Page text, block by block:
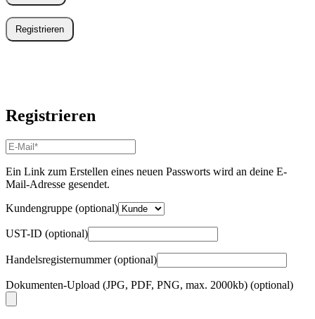
Registrieren
Registrieren
E-
Mail-
Adresse*
Erforderlich
Ein Link zum Erstellen eines neuen Passworts wird an deine E-
Mail-Adresse gesendet.
Kundengruppe (optional)
UST-ID (optional)
Handelsregisternummer(optional)
Dokumenten-Upload (JPG, PDF, PNG, max. 2000kb) (optional)